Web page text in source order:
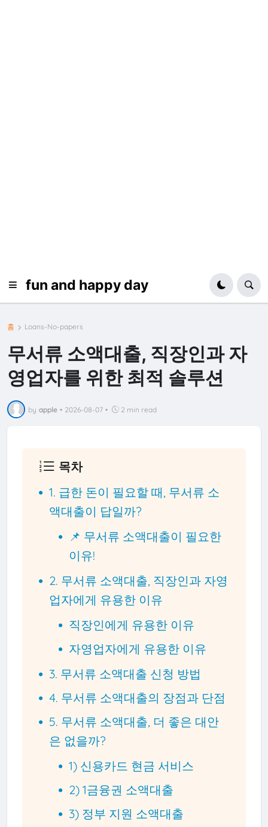
fun and happy day
홈 Loans-No-papers
무서류 소액대출, 직장인과 자
영업자를 위한 최적 솔루션
by apple • 2026-08-07 • 2 min read
목차
1. 급한 돈이 필요할 때, 무서류 소
액대출이 답일까?
📌 무서류 소액대출이 필요한
이유!
2. 무서류 소액대출, 직장인과 자영
업자에게 유용한 이유
직장인에게 유용한 이유
자영업자에게 유용한 이유
3. 무서류 소액대출 신청 방법
4. 무서류 소액대출의 장점과 단점
5. 무서류 소액대출, 더 좋은 대안
은 없을까?
1) 신용카드 현금 서비스
2) 1금융권 소액대출
3) 정부 지원 소액대출